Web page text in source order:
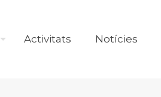
Activitats Notícies